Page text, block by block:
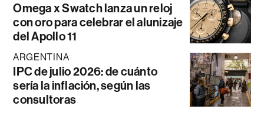
Omega x Swatch lanza un reloj
con oro para celebrar el alunizaje
del Apollo 11
ARGENTINA
IPC de julio 2026: de cuánto
sería la inflación, según las
consultoras